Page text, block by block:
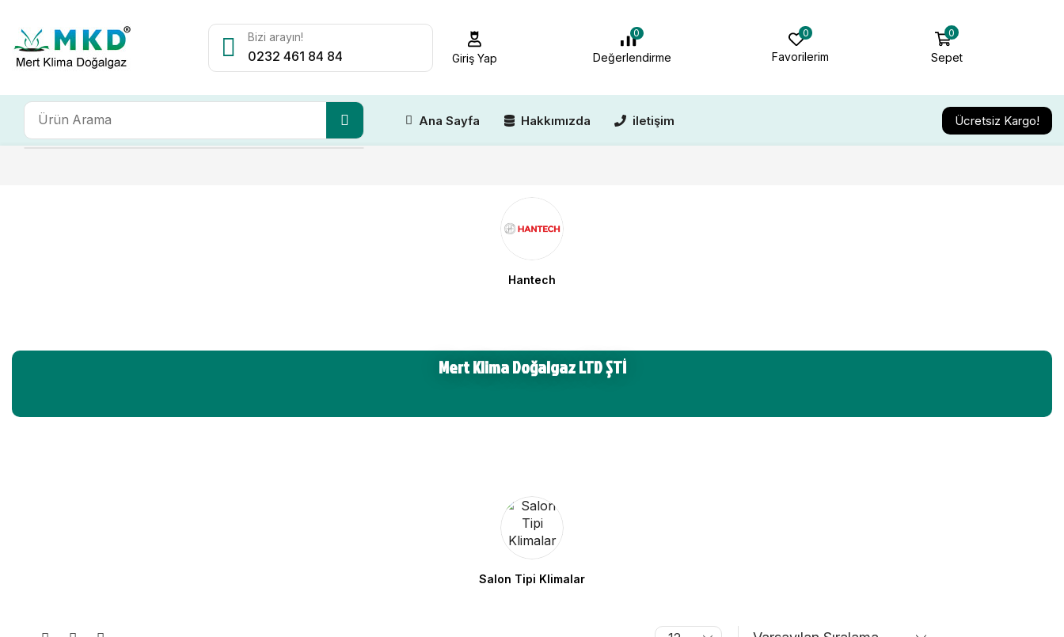
Bizi arayın!
0232 461 84 84 Giriş Yap
0
Değerlendirme
0
Favorilerim
0
Sepet
Ana Sayfa Hakkımızda iletişim Ücretsiz Kargo!
Hantech
Mert Klima Doğalgaz LTD ŞTİ
Salon Tipi Klimalar